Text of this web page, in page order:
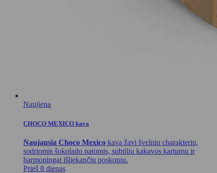
Naujiena
CHOCO MEXICO kava
Naujausia Choco Mexico kava žavi švelniu charakteriu,
sodriomis šokolado natomis, subtiliu kakavos kartumu ir
harmoningai išliekančiu poskoniu.
Prieš 8 dienas